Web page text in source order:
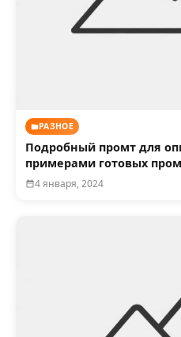
РАЗНОЕ
Подробный промт для
примерами готовых
4 января, 2024